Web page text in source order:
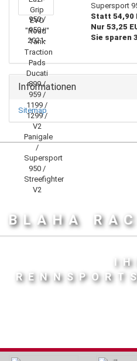
Supersport
Statt 54,90
Nur 53,25
Sie sparen
Informationen
Sitemap
BLAHA